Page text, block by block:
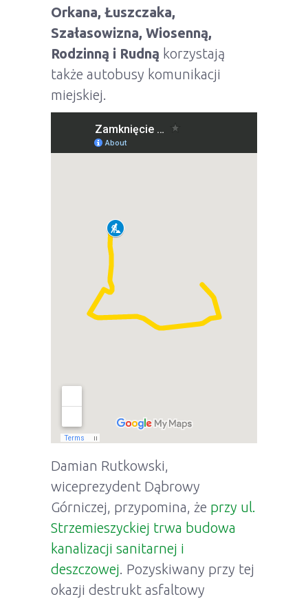
Orkana, Łuszczaka,
Szałasowizna, Wiosenną,
Rodzinną i Rudną korzystają
także autobusy komunikacji
miejskiej.
Damian Rutkowski,
wiceprezydent Dąbrowy
Górniczej, przypomina, że przy ul.
Strzemieszyckiej trwa budowa
kanalizacji sanitarnej i
deszczowej . Pozyskiwany przy tej
okazji destrukt asfaltowy